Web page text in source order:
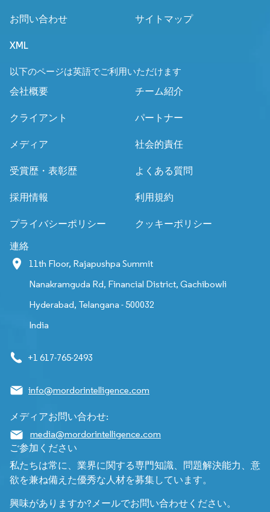
お問い合わせ サイトマップ
XML
以下のページは英語でご利用いただけます
会社概要
チーム紹介
クライアント パートナー
メディア 社会的責任
受賞歴・表彰歴 よくある質問
採用情報 利用規約
プライバシーポリシー クッキーポリシー
連絡
11th Floor, Rajapushpa Summit
Nanakramguda Rd, Financial District, Gachibowli
Hyderabad, Telangana - 500032
India
+1 617-765-2493
info@mordorintelligence.com
メディアお問い合わせ:
media@mordorintelligence.com
ご参加ください
私たちは常に、業界に関する専門知識、問題解決能力、意
欲を兼ね備えた優秀な人材を募集しています。
興味がありますか?メールでお問い合わせください。